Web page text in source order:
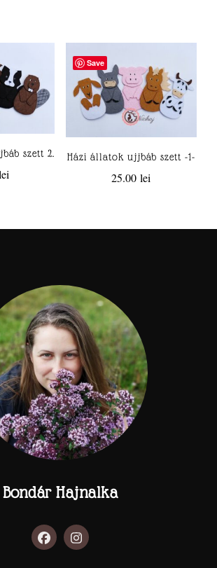
szett 2.
Save
Házi állatok ujjbáb szett -1-
25.00lei
Bondár Hajnalka